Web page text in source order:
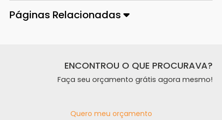
Páginas Relacionadas
ENCONTROU O QUE PROCURAVA?
Faça seu orçamento grátis agora mesmo!
Quero meu orçamento